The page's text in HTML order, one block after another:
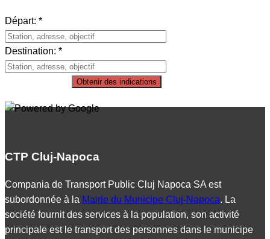
Départ: *
Destination: *
Obtenir des indications
CTP Cluj-Napoca
Compania de Transport Public Cluj Napoca SA est
subordonnée à la Mairie du Municipe Cluj-Napoca. La
société fournit des services à la population, son activité
principale est le transport des personnes dans le municipe